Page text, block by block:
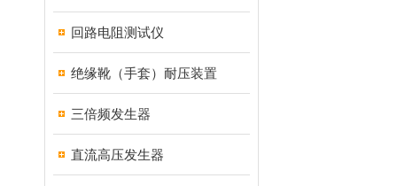
回路电阻测试仪
绝缘靴（手套）耐压装置
三倍频发生器
直流高压发生器